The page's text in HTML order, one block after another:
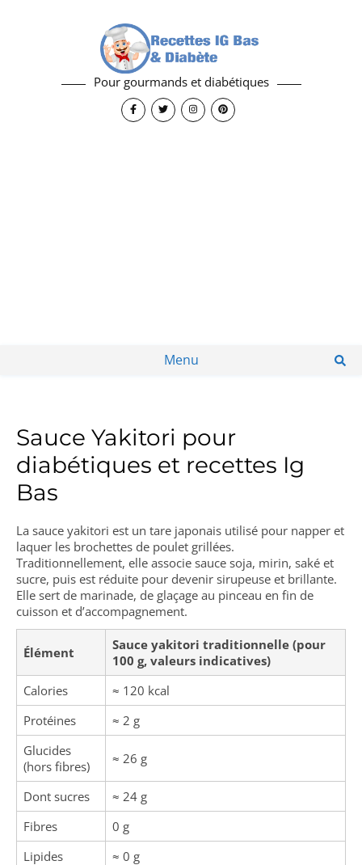
Pour gourmands et diabétiques
Menu
Sauce Yakitori pour
diabétiques et recettes Ig
Bas
La sauce yakitori est un tare japonais utilisé pour napper et
laquer les brochettes de poulet grillées.
Traditionnellement, elle associe sauce soja, mirin, saké et
sucre, puis est réduite pour devenir sirupeuse et brillante.
Elle sert de marinade, de glaçage au pinceau en fin de
cuisson et d’accompagnement.
Élément
Sauce yakitori traditionnelle (pour
100 g, valeurs indicatives)
Calories
≈ 120 kcal
Protéines
≈ 2 g
Glucides
(hors fibres)
≈ 26 g
Dont sucres
≈ 24 g
Fibres
0 g
Lipides
≈ 0 g